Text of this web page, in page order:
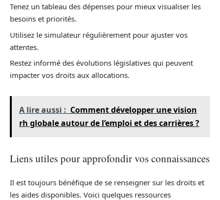
Tenez un tableau des dépenses pour mieux visualiser les
besoins et priorités.
Utilisez le simulateur régulièrement pour ajuster vos
attentes.
Restez informé des évolutions législatives qui peuvent
impacter vos droits aux allocations.
A lire aussi : Comment développer une vision
rh globale autour de l’emploi et des carrières ?
Liens utiles pour approfondir vos connaissances
Il est toujours bénéfique de se renseigner sur les droits et
les aides disponibles. Voici quelques ressources